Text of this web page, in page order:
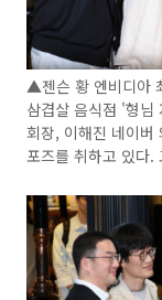
▲젠슨 황 엔비디아
삼겹살 음식점 '형님
회장, 이해진 네이버
포즈를 취하고 있